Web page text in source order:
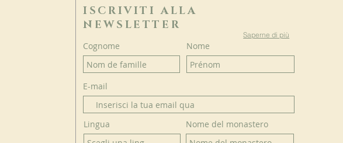
ISCRIVITI ALLA
NEWSLETTER
Saperne di più
Cognome Nome
E-mail
Lingua Nome del monastero